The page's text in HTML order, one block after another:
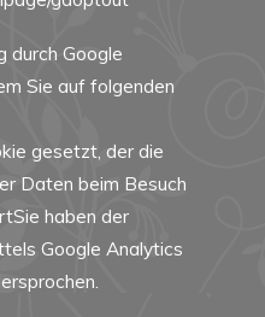
durch Google
Sie auf folgenden
gesetzt, der die
Daten beim Besuch
haben der
Google Analytics